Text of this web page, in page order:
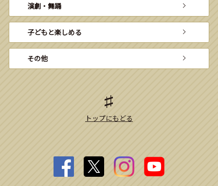
演劇・舞踊
子どもと楽しめる
その他
トップにもどる